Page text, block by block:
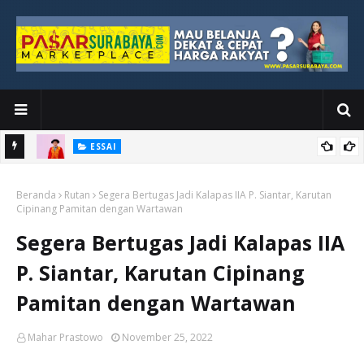
ESSAI
Tidak Berhenti di Panggung Wisuda
Beranda Rutan
Segera Bertugas Jadi Kalapas IIA P. Siantar, Karutan
Cipinang Pamitan dengan Wartawan
Segera Bertugas Jadi Kalapas IIA
P. Siantar, Karutan Cipinang
Pamitan dengan Wartawan
Mahar Prastowo November 25, 2022